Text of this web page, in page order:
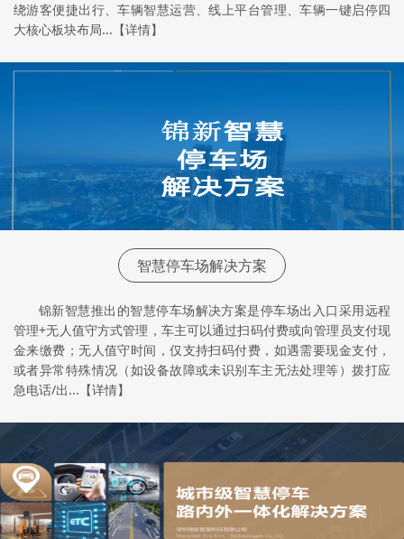
绕游客便捷出行、车辆智慧运营、线上平台管理、车辆一键启停四
大核心板块布局...【详情】
智慧停车场解决方案
锦新智慧推出的智慧停车场解决方案是停车场出入口采用远程
管理+无人值守方式管理，车主可以通过扫码付费或向管理员支付现
金来缴费；无人值守时间，仅支持扫码付费，如遇需要现金支付，
或者异常特殊情况（如设备故障或未识别车主无法处理等）拨打应
急电话/出...【详情】